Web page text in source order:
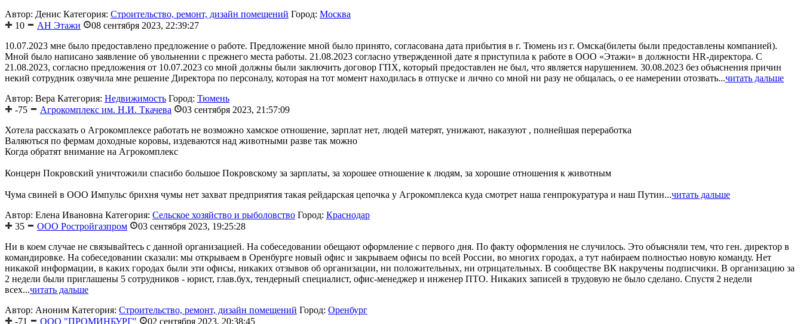
Автор: Денис Категория: Строительство, ремонт, дизайн помещений Город: Москва
10
АН Этажи
08 сентября 2023, 22:39:27
10.07.2023 мне было предоставлено предложение о работе. Предложение мной было принято, согласована дата прибытия в г. Тюмень из г. Омска(билеты были предоставлены компанией).
Мной было написано заявление об увольнении с прежнего места работы. 21.08.2023 согласно утвержденной дате я приступила к работе в ООО «Этажи» в должности HR-директора. С
21.08.2023, согласно предложения от 10.07.2023 со мной должны были заключить договор ГПХ, который предоставлен не был, что является нарушением. 30.08.2023 без объяснения причин
некий сотрудник озвучила мне решение Директора по персоналу, которая на тот момент находилась в отпуске и лично со мной ни разу не общалась, о ее намерении отозвать...читать дальше
Автор: Вера Категория: Недвижимость Город: Тюмень
-75
Агрокомплекс им. Н.И. Ткачева
03 сентября 2023, 21:57:09
Хотела рассказать о Агрокомплексе работать не возможно хамское отношение, зарплат нет, людей матерят, унижают, наказуют , полнейшая переработка
Валяються по фермам доходные коровы, издеваются над животными разве так можно
Когда обратят внимание на Агрокомплекс
Концерн Покровский уничтожили спасибо большое Покровскому за зарплаты, за хорошее отношение к людям, за хорошие отношения к животным
Чума свиней в ООО Импульс брихня чумы нет захват предприятия такая рейдарская цепочка у Агрокомплекса куда смотрет наша генпрокуратура и наш Путин...читать дальше
Автор: Елена Ивановна Категория: Сельское хозяйство и рыболовство Город: Краснодар
35
ООО Ростройгазпром
03 сентября 2023, 19:25:28
Ни в коем случае не связывайтесь с данной организацией. На собеседовании обещают оформление с первого дня. По факту оформления не случилось. Это объясняли тем, что ген. директор в
командировке. На собеседовании сказали: мы открываем в Оренбурге новый офис и закрываем офисы по всей России, во многих городах, а тут набираем полностью новую команду. Нет
никакой информации, в каких городах были эти офисы, никаких отзывов об организации, ни положительных, ни отрицательных. В сообществе ВК накручены подписчики. В организацию за
2 недели были приглашены 5 сотрудников - юрист, глав.бух, тендерный специалист, офис-менеджер и инженер ПТО. Никаких записей в трудовую не было сделано. Спустя 2 недели
всех...читать дальше
Автор: Аноним Категория: Строительство, ремонт, дизайн помещений Город: Оренбург
-71
ООО "ПРОМИНБУРГ" 02 сентября 2023, 20:38:45